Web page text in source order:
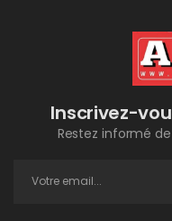
Inscrivez-
Restez informé